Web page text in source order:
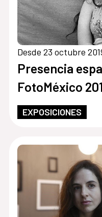
Desde 23 octubre
Presencia
FotoMéxico
EXPOSICIONES